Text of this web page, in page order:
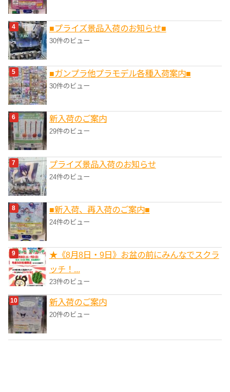
■プライズ景品入荷のお知らせ■
30件のビュー
■ガンプラ他プラモデル各種入荷案内■
30件のビュー
新入荷のご案内
29件のビュー
プライズ景品入荷のお知らせ
24件のビュー
■新入荷、再入荷のご案内■
24件のビュー
★《8月8日・9日》お盆の前にみんなでスクラ
ッチ！...
23件のビュー
新入荷のご案内
20件のビュー